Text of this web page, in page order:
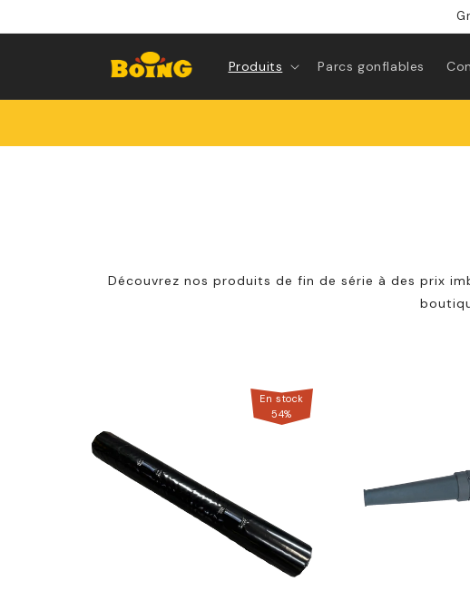
contenu
Produits Parcs gonflables
Découvrez nos produits de fin de série à des prix
En stock
54%